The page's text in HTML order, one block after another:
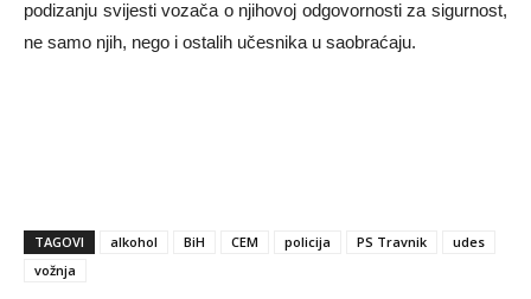
podizanju svijesti vozača o njihovoj odgovornosti za sigurnost,
ne samo njih, nego i ostalih učesnika u saobraćaju.
TAGOVI alkohol BiH CEM policija PS Travnik
udes
vožnja